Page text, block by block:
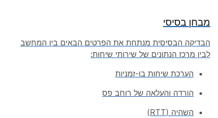
מבחן בסיסי
הבדיקה הבסיסית מנתחת את הפרטים הבאים בין המחשב
לבין מרכז הנתונים של שירותי שיחות:
הערכת שיחות בו-זמניות
הורדה והעלאה של רוחב פס
השהיה (RTT)